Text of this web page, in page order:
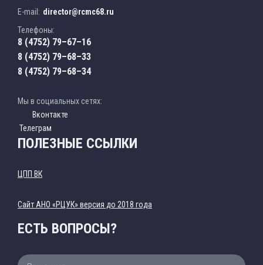
E-mail: director@rcmc68.ru
Телефоны:
8 (4752) 79–67–16
8 (4752) 79–68–33
8 (4752) 79–68–34
Мы в социальных сетях:
Вконтакте
Телеграм
ПОЛЕЗНЫЕ ССЫЛКИ
ЦПП ВК
Cайт АНО «РЦУК» версия до 2018 года
ЕСТЬ ВОПРОСЫ?